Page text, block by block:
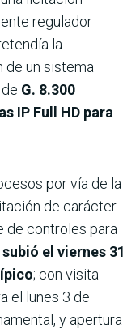
regulador
la
de un sistema
G. 8.300
IP Full HD para
por vía de la
de carácter
de controles para
el viernes 31
; con visita
el lunes 3 de
y apertura